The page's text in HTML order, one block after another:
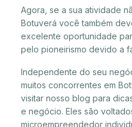
Agora, se a sua atividade
Botuverá você também
excelente oportunidade
pelo pioneirismo devido a
Independente do seu
muitos concorrentes em
visitar nosso blog para
e negócio. Eles são
microempreendedor